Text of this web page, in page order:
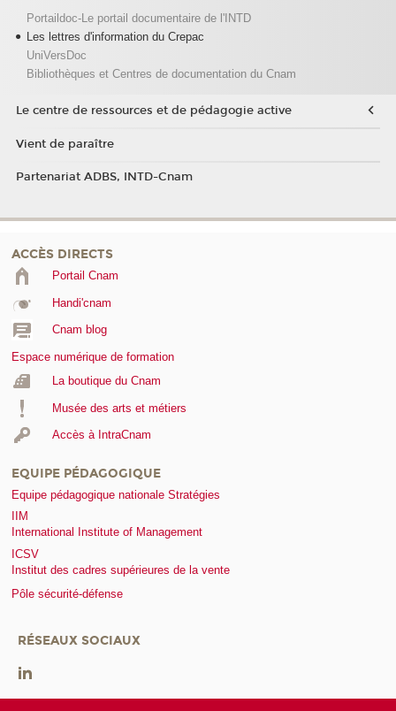
Portaildoc-Le portail documentaire de l'INTD
Les lettres d'information du Crepac
UniVersDoc
Bibliothèques et Centres de documentation du Cnam
Le centre de ressources et de pédagogie active
Vient de paraître
Partenariat ADBS, INTD-Cnam
ACCÈS DIRECTS
Portail Cnam
Handi'cnam
Cnam blog
Espace numérique de formation
La boutique du Cnam
Musée des arts et métiers
Accès à IntraCnam
EQUIPE PÉDAGOGIQUE
Equipe pédagogique nationale Stratégies
IIM
International Institute of Management
ICSV
Institut des cadres supérieures de la vente
Pôle sécurité-défense
RÉSEAUX SOCIAUX